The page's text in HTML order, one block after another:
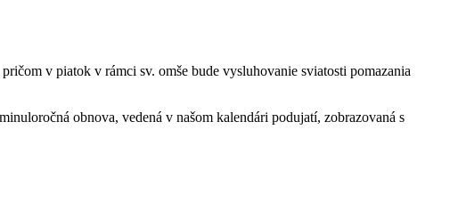
pričom v piatok v rámci sv. omše bude vysluhovanie sviatosti pomazania
obnova, vedená v našom kalendári podujatí, zobrazovaná s